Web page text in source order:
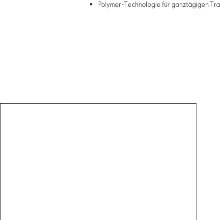
Polymer-Technologie für ganztägigen